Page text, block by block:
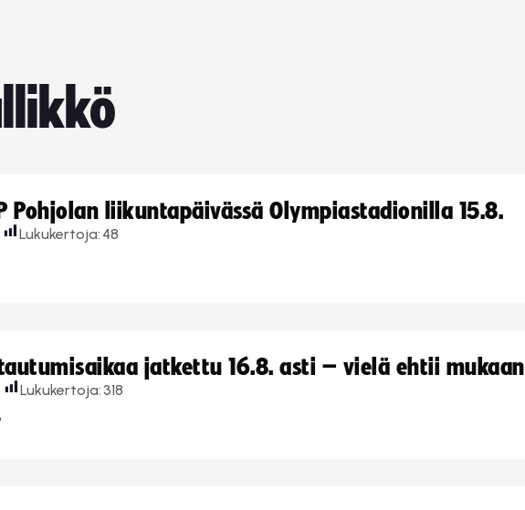
Pohjolan liikuntapäivässä Olympiastadionilla 15.8.
Lukukertoja: 48
jatkettu 16.8. asti – vielä ehtii mukaan
Lukukertoja: 318